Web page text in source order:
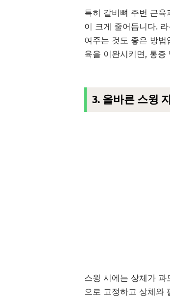
특히 갈비뼈 주변 근
이 크게 줄어듭니다.
여주는 것도 좋은 방
육을 이완시키면, 통증
3. 올바른 스윙
스윙 시에는 상체가
으로 고정하고 상체와